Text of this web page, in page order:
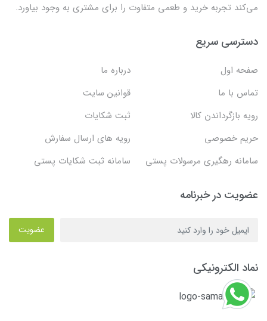
می‌کند تجربه خرید و طعمی متفاوت را برای مشتری به وجود بیاورد.
دسترسی سریع
صفحه اول
درباره ما
تماس با ما
قوانین سایت
رویه بازگرداندن کالا
ثبت شکایات
حریم خصوصی
رویه های ارسال سفارش
سامانه رهگیری مرسولات پستی
سامانه ثبت شکایات پستی
عضویت در خبرنامه
عضویت
نماد الکترونیکی